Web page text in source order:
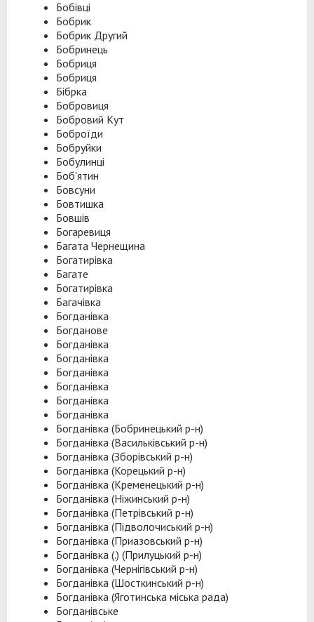
Бобівці
Бобрик
Бобрик Другий
Бобринець
Бобриця
Бобриця
Бібрка
Бобровиця
Бобровий Кут
Боброїди
Бобруйки
Бобулинці
Боб'ятин
Бовсуни
Бовтишка
Бовшів
Богаревиця
Багата Чернещина
Богатирівка
Багате
Богатирівка
Багачівка
Богданівка
Богданове
Богданівка
Богданівка
Богданівка
Богданівка
Богданівка
Богданівка
Богданівка (Бобринецький р-н)
Богданівка (Васильківський р-н)
Богданівка (Зборівський р-н)
Богданівка (Корецький р-н)
Богданівка (Кременецький р-н)
Богданівка (Ніжинський р-н)
Богданівка (Петрівський р-н)
Богданівка (Підволочиський р-н)
Богданівка (Приазовський р-н)
Богданівка (.) (Прилуцький р-н)
Богданівка (Чернігівський р-н)
Богданівка (Шосткинський р-н)
Богданівка (Яготинська міська рада)
Богданівське